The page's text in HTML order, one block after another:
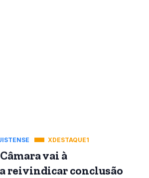
XDESTAQUE1
vai à
reivindicar conclusão